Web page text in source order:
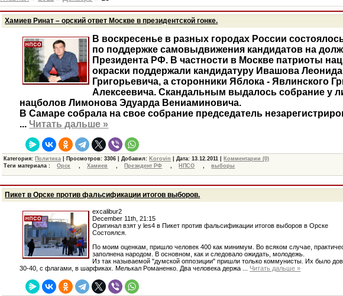
Хамиев Ринат – орский ответ Москве в президентской гонке.
В воскресенье в разных городах России
по поддержке самовыдвижения кандидатов на
Президента РФ. В частности в Москве патриоты
окраски поддержали кандидатуру Ивашова Леонида
Григорьевича, а сторонники Яблока - Явлинского
Алексеевича. Скандальным выдалось собрание у
нацболов Лимонова Эдуарда Вениаминовича.
В Самаре собрала на свое собрание председатель
... Читать дальше »
Категория: Политика | Просмотров: 3306 | Добавил: Korovin | Дата:13.12.2011
Комментарии (0)
Теги материала :
Орск Хамиев Президент РФ НПСО выборы
Пикет в Орске против фальсификации итогов выборов.
excalibur2
December 11th, 21:15
Оригинал взят у les4 в Пикет против фальсификации итогов выборов в Орске
Состоялся.
По моим оценкам, пришло человек 400 как минимум. Во всяком случае,
заполнена народом. В основном, как и следовало ожидать, молодежь.
Из так называемой "думской оппозиции" пришли только коммунисты. Их было
30-40, с флагами, в шарфиках. Мелькал Романенко. Два человека держа
Читать дальше »